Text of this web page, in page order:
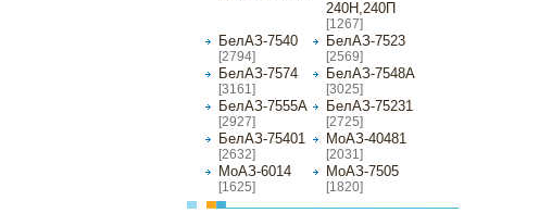
240Н,240П
[1267]
БелАЗ-7540
[2794]
БелАЗ-7523
[2569]
БелАЗ-7574
[3161]
БелАЗ-7548А
[3025]
БелАЗ-7555А
[2927]
БелАЗ-75231
[2725]
БелАЗ-75401
[2632]
МоАЗ-40481
[2031]
МоАЗ-6014
[1625]
МоАЗ-7505
[1820]